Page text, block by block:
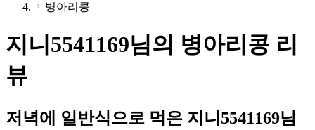
병아리콩
지니5541169님의 병아리콩 리
뷰
저녁에 일반식으로 먹은 지니5541169님